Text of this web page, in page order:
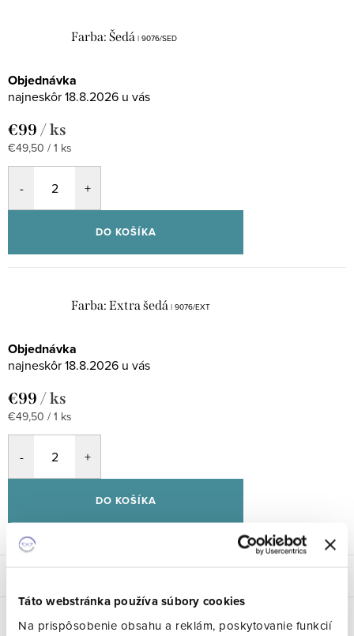
Táto webstránka používa súbory cookies
Na prispôsobenie obsahu a reklám, poskytovanie funkcií
Farba: Šedá | 9076/SED
Objednávka
18.8.2026
€99 / ks
Jednotková
cena:
€49,50 / 1 ks
DO KOŠÍKA
Farba: Extra šedá | 9076/EXT
Objednávka
18.8.2026
€99 / ks
Jednotková
cena:
€49,50 / 1 ks
DO KOŠÍKA
Parametre produktu